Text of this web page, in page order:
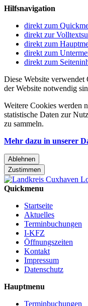
Hilfsnavigation
direkt zum
direkt zur
direkt zum
direkt zum
direkt zum
Diese Website
der Website notwendig
Weitere Cookies werden
statistische Daten zur
zu sammeln.
Mehr dazu in unserer
Ablehnen
Zustimmen
Quickmenu
Startseite
Aktuelles
Terminbuchungen
I-KFZ
Öffnungszeiten
Kontakt
Impressum
Datenschutz
Hauptmenu
Terminbuchungen